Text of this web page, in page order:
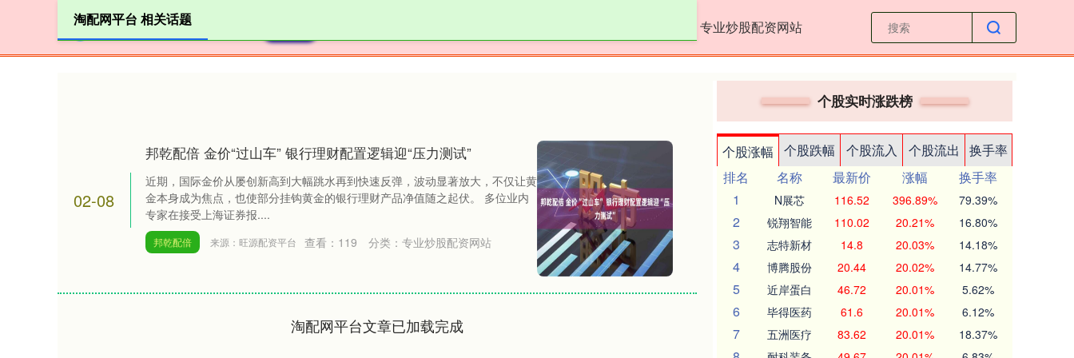
专业炒股配资网站
淘配网平台 相关话题
02-08
邦乾配倍 金价“过山车” 银行理财配置逻辑迎“压力测试”
近期，国际金价从屡创新高到大幅跳水再到快速反弹，波动显著放大，不仅让黄
金本身成为焦点，也使部分挂钩黄金的银行理财产品净值随之起伏。 多位业内
专家在接受上海证券报....
邦乾配倍 来源：旺源配资平台 查看： 119 分类： 专业炒股配资网站
淘配网平台文章已加载完成
个股实时涨跌榜
个股涨幅 个股跌幅 个股流入 个股流出
换手率
排名
名称 最新价 涨幅
换手率
1
N展芯 116.52 396.89% 79.39%
2 锐翔智能 110.02 20.21% 16.80%
3 志特新材 14.8 20.03% 14.18%
4 博腾股份 20.44 20.02% 14.77%
5 近岸蛋白 46.72 20.01% 5.62%
6 毕得医药 61.6 20.01% 6.12%
7 五洲医疗 83.62 20.01% 18.37%